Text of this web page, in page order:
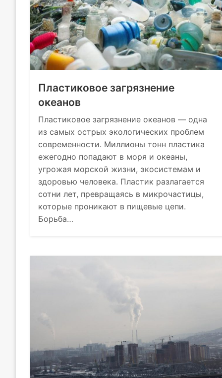
Пластиковое загрязнение
океанов
Пластиковое загрязнение океанов — одна
из самых острых экологических проблем
современности. Миллионы тонн пластика
ежегодно попадают в моря и океаны,
угрожая морской жизни, экосистемам и
здоровью человека. Пластик разлагается
сотни лет, превращаясь в микрочастицы,
которые проникают в пищевые цепи.
Борьба…